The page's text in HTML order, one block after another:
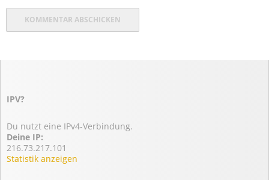
IPV?
Du nutzt eine IPv4-Verbindung.
Deine IP:
216.73.217.101
Statistik anzeigen